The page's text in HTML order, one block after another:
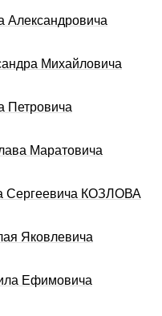
Александровича
Михайловича
Петровича
Маратовича
Сергеевича КОЗЛОВА
Яковлевича
Ефимовича